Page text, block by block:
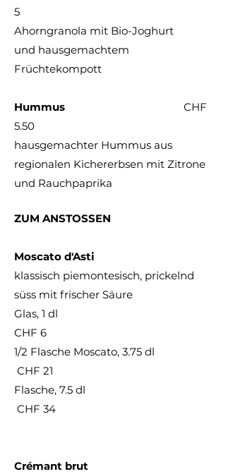
5
Ahorngranola mit Bio-Joghurt
und hausgemachtem
Früchtekompott
Hummus
CHF
5.50
hausgemachter Hummus aus
regionalen Kichererbsen mit Zitrone
und Rauchpaprika
ZUM ANSTOSSEN
Moscato d'Asti
klassisch piemontesisch, prickelnd
süss mit frischer Säure
Glas, 1 dl
CHF 6
1/2 Flasche Moscato, 3.75 dl
CHF 21
Flasche, 7.5 dl
CHF 34
Crémant brut